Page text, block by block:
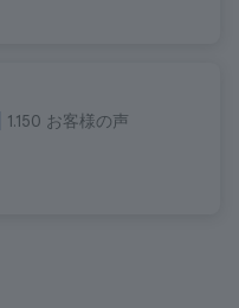
1.150 お客様の声